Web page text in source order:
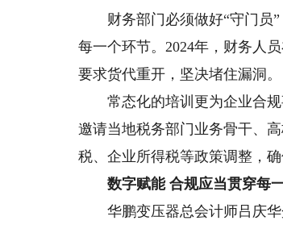
财务部门必须做好“守门员”
每一个环节。2024年，财务人
要求货代重开，坚决堵住漏洞。
常态化的培训更为企业合规
邀请当地税务部门业务骨干、
税、企业所得税等政策调整，
数字赋能 合规应当贯穿每
华鹏变压器总会计师吕庆华